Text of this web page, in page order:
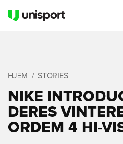
HJEM STORIES
NIKE
DERES
ORDEM 4 HI-